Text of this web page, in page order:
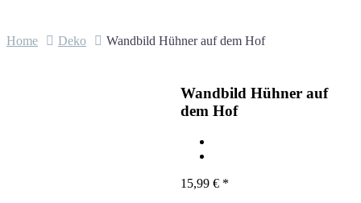
Home Deko Wandbild Hühner auf dem Hof
Wandbild Hühner auf
dem Hof
15,99 € *